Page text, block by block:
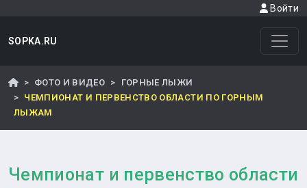
Войти
SOPKA.RU
ФОТО И ВИДЕО
ГОРНЫЕ ЛЫЖИ
ЧЕМПИОНАТ И ПЕРВЕНСТВО ОБЛАСТИ ПО ГОРНЫМ
ЛЫЖАМ
Чемпионат и первенство области